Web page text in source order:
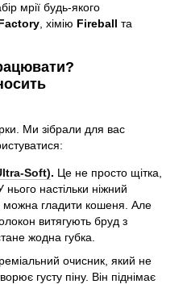
мрії будь-якого
, хімію Fireball та
Ми зібрали для вас
Soft). Це не просто щітка,
настільки ніжний
гладити кошеня. Але
витягують бруд з
жодна губка.
очисник, який не
густу піну. Він піднімає